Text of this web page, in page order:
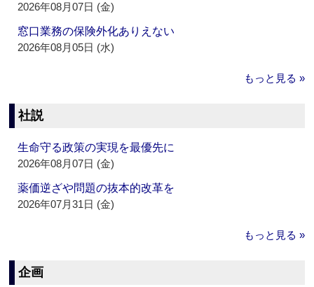
2026年08月07日 (金)
窓口業務の保険外化ありえない
2026年08月05日 (水)
もっと見る »
社説
生命守る政策の実現を最優先に
2026年08月07日 (金)
薬価逆ざや問題の抜本的改革を
2026年07月31日 (金)
もっと見る »
企画